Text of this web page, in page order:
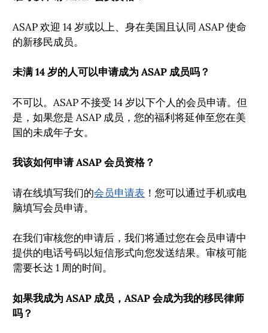
ASAP 欢迎 14 岁或以上、身在美国且认同 ASAP 使命
的新移民成员。
未满 14 岁的人可以申请成为 ASAP 成员吗？
不可以。ASAP 不接受 14 岁以下个人的会员申请。但
是，如果您是 ASAP 成员，您的福利将延伸至您在美
国的未成年子女。
我该如何申请 ASAP 会员资格？
请在线填写我们的会员申请表 ！您可以通过手机或电
脑填写会员申请。
在我们审核您的申请后，我们将通过您在会员申请中
提供的电话号码以短信形式向您发送结果。审核可能
需要长达 1 周的时间。
如果我成为 ASAP 成员，ASAP 会成为我的移民律师
吗？